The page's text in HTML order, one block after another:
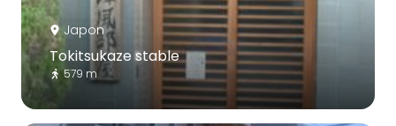
Japon
Tokitsukaze stable
579 m